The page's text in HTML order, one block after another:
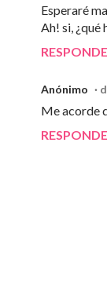
Esperaré
Ah! si, ¿qué
Anónimo
Me acorde